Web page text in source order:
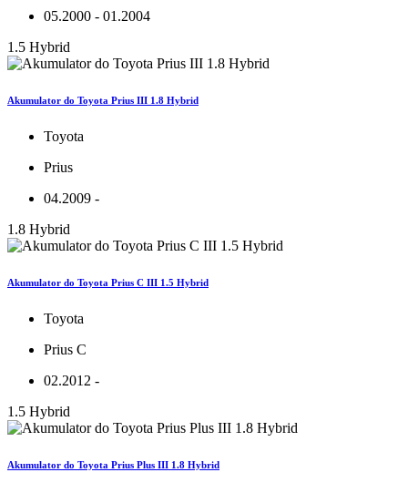
05.2000 - 01.2004
1.5 Hybrid
Akumulator do Toyota Prius III 1.8 Hybrid
Toyota
Prius
04.2009 -
1.8 Hybrid
Akumulator do Toyota Prius C III 1.5 Hybrid
Toyota
Prius C
02.2012 -
1.5 Hybrid
Akumulator do Toyota Prius Plus III 1.8 Hybrid